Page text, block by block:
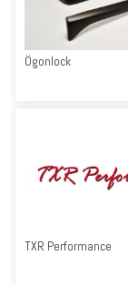
Ögonlock
TXR Performance